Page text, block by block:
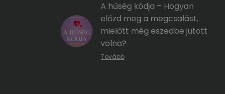
A hűség kódja – Hogyan
előzd meg a megcsalást,
mielőtt még eszedbe jutott
volna?
Tovább